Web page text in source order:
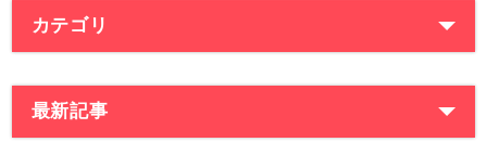
カテゴリ
最新記事